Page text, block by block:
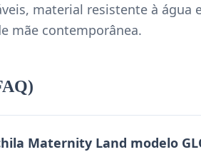
material resistente à água
mãe contemporânea.
Maternity Land modelo